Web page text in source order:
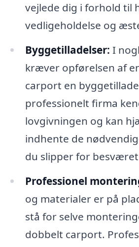
vejlede dig i forhold til
vedligeholdelse og
Byggetilladelser: I
kræver opførelsen af
carport en
professionelt firma
lovgivningen og kan
indhente de
du slipper for
Professionel
og materialer er på
stå for selve
dobbelt carport.